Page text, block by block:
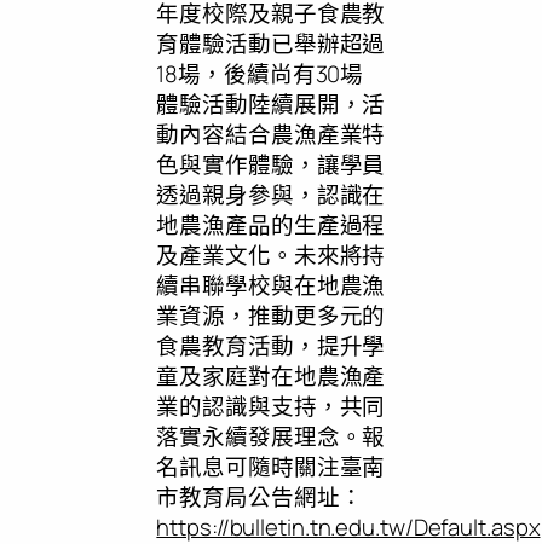
年度校際及親子食農教
育體驗活動已舉辦超過
18場，後續尚有30場
體驗活動陸續展開，活
動內容結合農漁產業特
色與實作體驗，讓學員
透過親身參與，認識在
地農漁產品的生產過程
及產業文化。未來將持
續串聯學校與在地農漁
業資源，推動更多元的
食農教育活動，提升學
童及家庭對在地農漁產
業的認識與支持，共同
落實永續發展理念。報
名訊息可隨時關注臺南
市教育局公告網址：
https://bulletin.tn.edu.tw/Default.aspx